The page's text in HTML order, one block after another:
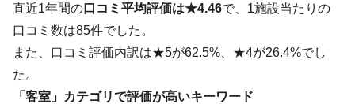
直近1年間の口コミ平均評価は★4.46で、1施設当たりの
口コミ数は85件でした。
また、口コミ評価内訳は★5が62.5%、★4が26.4%でし
た。
「客室」カテゴリで評価が高いキーワード